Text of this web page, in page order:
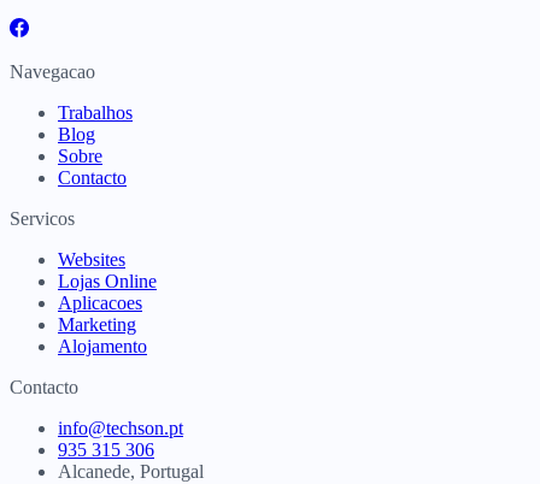
Navegacao
Trabalhos
Blog
Sobre
Contacto
Servicos
Websites
Lojas Online
Aplicacoes
Marketing
Alojamento
Contacto
info@techson.pt
935 315 306
Alcanede, Portugal